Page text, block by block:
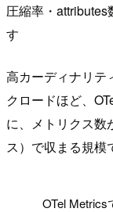
圧縮率・attributes
す
高カーディナリテ
クロードほど、
に、メトリクス数
ス）で収まる規模
OTel Metrics